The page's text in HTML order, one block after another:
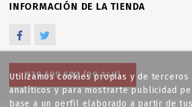
INFORMACIÓN DE LA TIENDA
Facebook
979 699 682 (09-14H)
Utilizamos cookies propias y de terceros
analíticos y para mostrarte publicidad
base a un perfil elaborado a partir de